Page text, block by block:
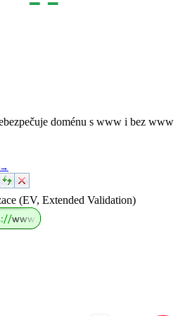
doménu s www i bez www
→
(EV, Extended Validation)